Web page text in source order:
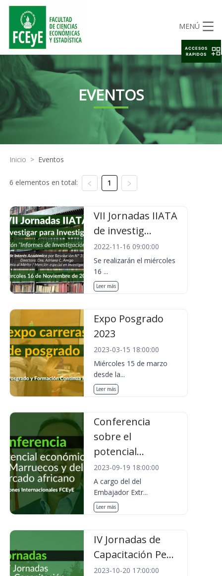
MENÚ
EVENTOS
Inicio > Eventos
6 elementos en total: 1
VII Jornadas IIATA
de investig...
2022-11-16 09:00:00
Se realizarán el miércoles
16 ...
Leer más
Expo Posgrado
2023
2023-03-15 18:00:00
Miércoles 15 de marzo
desde la...
Leer más
Conferencia
sobre el
potencial...
2023-09-19 18:00:00
A cargo del del
Embajador Extr...
Leer más
IV Jornadas de
Capacitación Pe...
2023-10-20 17:00:00
ACCESOS
RAPIDOS